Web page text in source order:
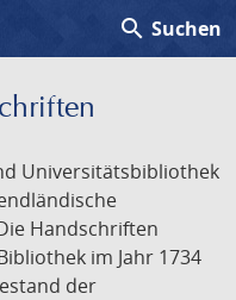
search Suchen
Universitätsbibliothek
Handschriften
im Jahr 1734
der